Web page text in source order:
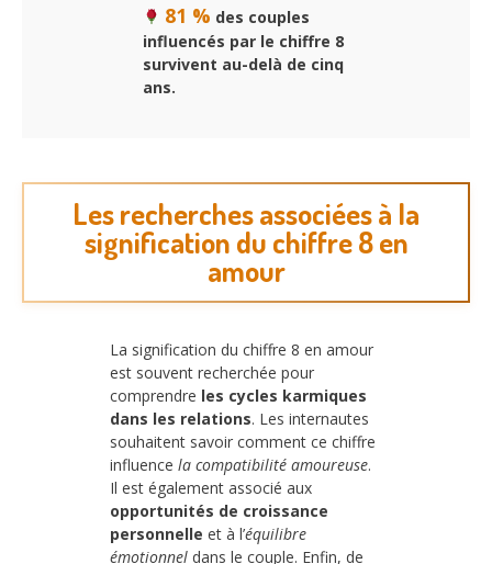
81 % des couples
influencés par le chiffre 8
survivent au-delà de cinq
ans.
Les recherches associées à la
signification du chiffre 8 en
amour
La signification du chiffre 8 en amour
est souvent recherchée pour
comprendre les cycles karmiques
dans les relations. Les internautes
souhaitent savoir comment ce chiffre
influence la compatibilité amoureuse.
Il est également associé aux
opportunités de croissance
personnelle et à l’équilibre
émotionnel dans le couple. Enfin, de